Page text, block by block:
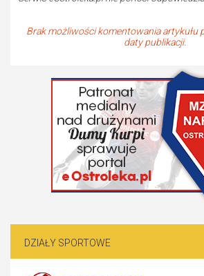
Brak możliwości komentowania artykułu
daty publikacji.
DZIAŁY SPORTOWE